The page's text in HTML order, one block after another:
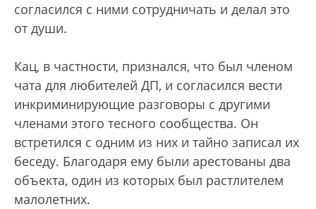
согласился с ними сотрудничать и делал это
от души.
Кац, в частности, признался, что был членом
чата для любителей ДП, и согласился вести
инкриминирующие разговоры с другими
членами этого тесного сообщества. Он
встретился с одним из них и тайно записал их
беседу. Благодаря ему были арестованы два
объекта, один из которых был растлителем
малолетних.